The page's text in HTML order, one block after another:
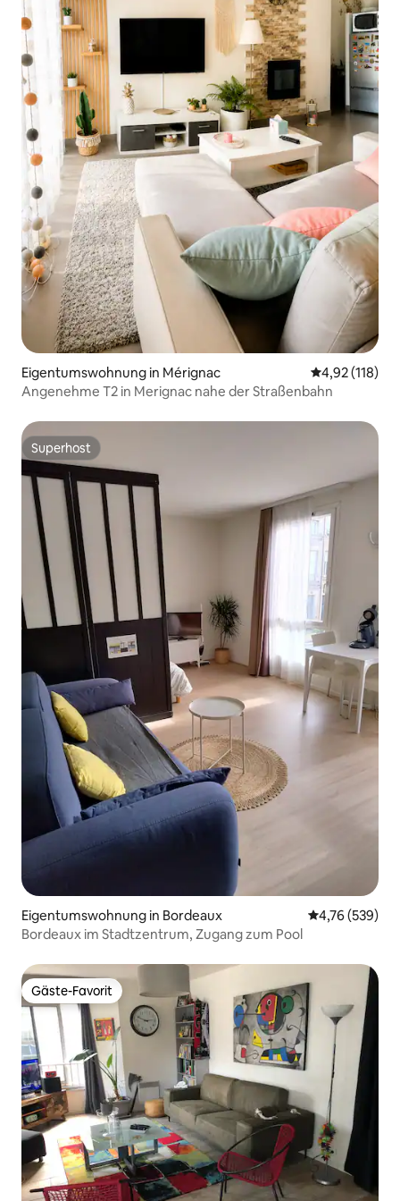
Eigentumswohnung in Mérignac
4,92 (118)
Angenehme T2 in Merignac nahe der Straßenbahn
Superhost
Superhost
Eigentumswohnung in Bordeaux
4,76 (539)
Bordeaux im Stadtzentrum, Zugang zum Pool
Gäste-Favorit
Gäste-Favorit